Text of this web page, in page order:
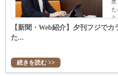
【新聞・Web紹介】夕刊フジで
た...
続きを読む >>